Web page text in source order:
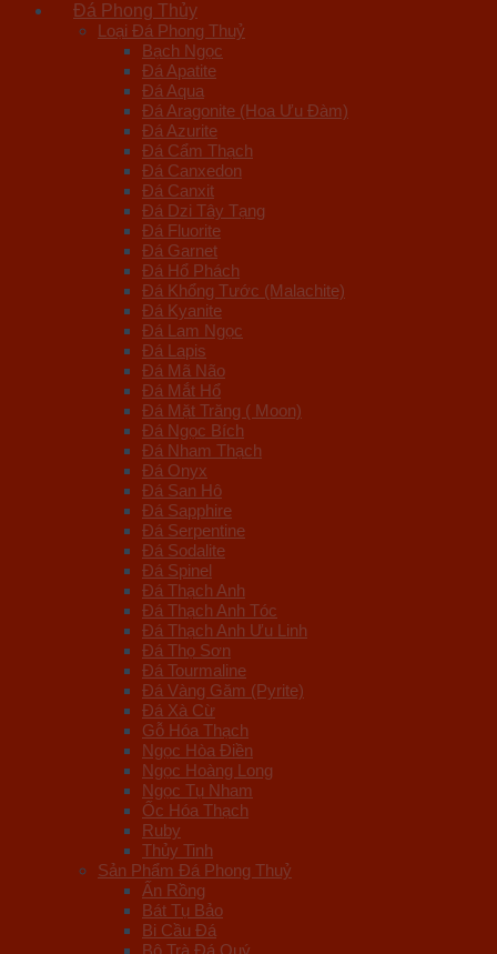
Đá Phong Thủy
Loại Đá Phong Thuỷ
Bạch Ngọc
Đá Apatite
Đá Aqua
Đá Aragonite (Hoa Ưu Đàm)
Đá Azurite
Đá Cẩm Thạch
Đá Canxedon
Đá Canxit
Đá Dzi Tây Tạng
Đá Fluorite
Đá Garnet
Đá Hổ Phách
Đá Khổng Tước (Malachite)
Đá Kyanite
Đá Lam Ngọc
Đá Lapis
Đá Mã Não
Đá Mắt Hổ
Đá Mặt Trăng ( Moon)
Đá Ngọc Bích
Đá Nham Thạch
Đá Onyx
Đá San Hô
Đá Sapphire
Đá Serpentine
Đá Sodalite
Đá Spinel
Đá Thạch Anh
Đá Thạch Anh Tóc
Đá Thạch Anh Ưu Linh
Đá Thọ Sơn
Đá Tourmaline
Đá Vàng Găm (Pyrite)
Đá Xà Cừ
Gỗ Hóa Thạch
Ngọc Hòa Điền
Ngọc Hoàng Long
Ngọc Tụ Nham
Ốc Hóa Thạch
Ruby
Thủy Tinh
Sản Phẩm Đá Phong Thuỷ
Ấn Rồng
Bát Tụ Bảo
Bi Cầu Đá